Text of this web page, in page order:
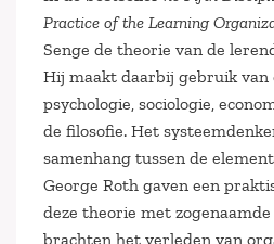
Practice of the Learning
Senge de theorie van de
Hij maakt daarbij gebruik van
psychologie, sociologie,
de filosofie. Het
samenhang tussen de
George Roth gaven een
deze theorie met
brachten het verleden van